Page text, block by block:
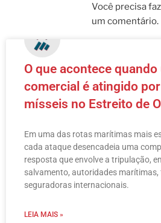
Você precisa
um comentário.
O que acontece
comercial é atingido
mísseis no Estreito de
Em uma das rotas marítimas mais
cada ataque desencadeia uma
resposta que envolve a tripulação,
salvamento, autoridades marítimas,
seguradoras internacionais.
LEIA MAIS »